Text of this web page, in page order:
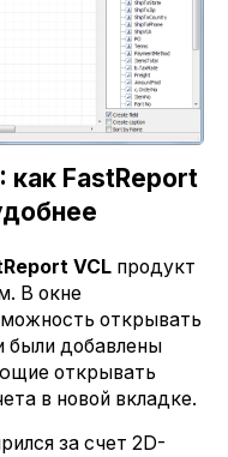
как FastReport
VCL продукт
В окне
открывать
были добавлены
открывать
в новой вкладке.
за счет 2D-